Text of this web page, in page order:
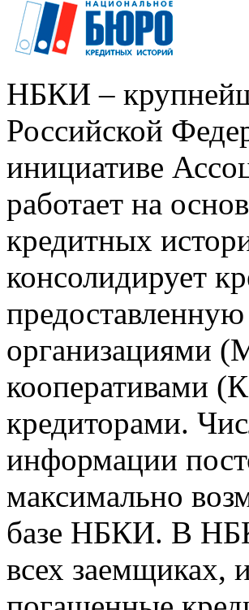
НБКИ –
Российской
инициативе
работает на
кредитных
консолидирует
организациями
кооперативами
кредиторами.
информации
максимально
базе НБКИ. В
всех